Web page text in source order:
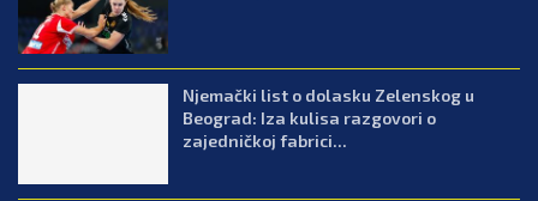
Njemački list o dolasku Zelenskog u
Beograd: Iza kulisa razgovori o
zajedničkoj fabrici...